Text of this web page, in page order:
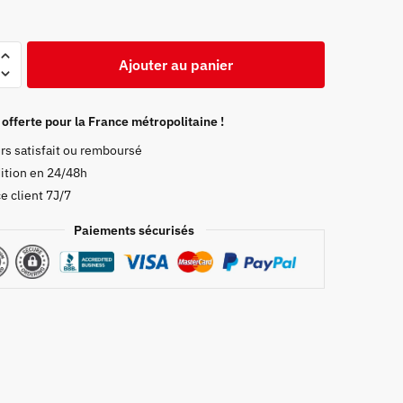
Ajouter au panier
pour la France métropolitaine !
satisfait ou remboursé
en 24/48h
client 7J/7
Paiements sécurisés